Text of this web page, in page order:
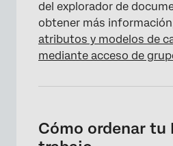
del explorador de
obtener más
atributos y modelos de
mediante acceso de
Cómo ordenar tu